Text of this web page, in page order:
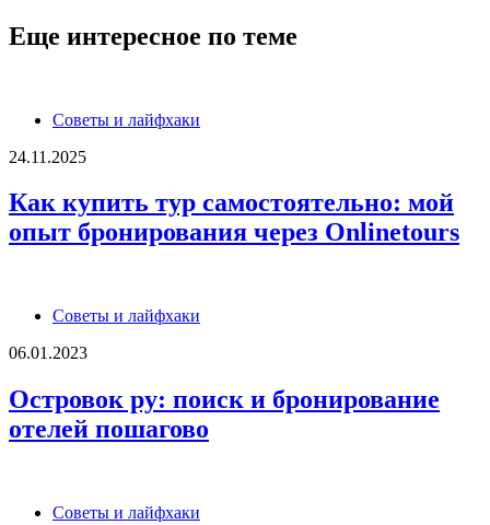
Еще интересное по теме
Советы и лайфхаки
24.11.2025
Как купить тур самостоятельно: мой
опыт бронирования через Onlinetours
Советы и лайфхаки
06.01.2023
Островок ру: поиск и бронирование
отелей пошагово
Советы и лайфхаки